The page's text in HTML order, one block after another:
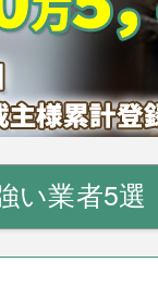
い業者5選